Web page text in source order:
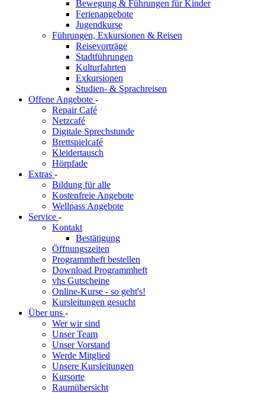
Bewegung & Führungen für Kinder
Ferienangebote
Jugendkurse
Führungen, Exkursionen & Reisen
Reisevorträge
Stadtführungen
Kulturfahrten
Exkursionen
Studien- & Sprachreisen
Offene Angebote -
Repair Café
Netzcafé
Digitale Sprechstunde
Brettspielcafé
Kleidertausch
Hörpfade
Extras -
Bildung für alle
Kostenfreie Angebote
Wellpass Angebote
Service -
Kontakt
Bestätigung
Öffnungszeiten
Programmheft bestellen
Download Programmheft
vhs Gutscheine
Online-Kurse - so geht's!
Kursleitungen gesucht
Über uns -
Wer wir sind
Unser Team
Unser Vorstand
Werde Mitglied
Unsere Kursleitungen
Kursorte
Raumübersicht